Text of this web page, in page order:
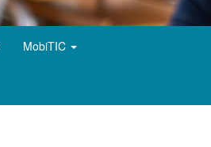
MobiTIC